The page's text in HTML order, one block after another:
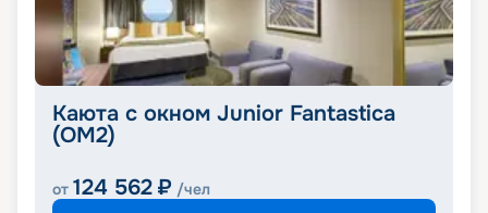
Каюта с окном Junior Fantastica
(OM2)
от 124 562 ₽ /чел